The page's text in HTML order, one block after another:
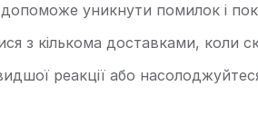
уникнути помилок і
з кількома доставками, коли
реакції або